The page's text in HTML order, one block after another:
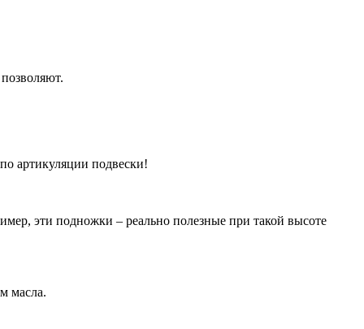
артикуляции подвески!
эти подножки – реально полезные при такой высоте
масла.